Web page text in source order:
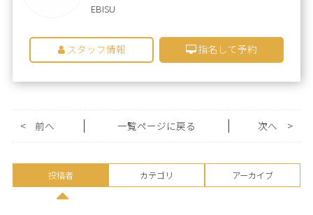
EBISU
スタッフ情報 指名して予約
< 前へ 一覧ページに戻る >
次へ
投稿者 カテゴリ アーカイブ